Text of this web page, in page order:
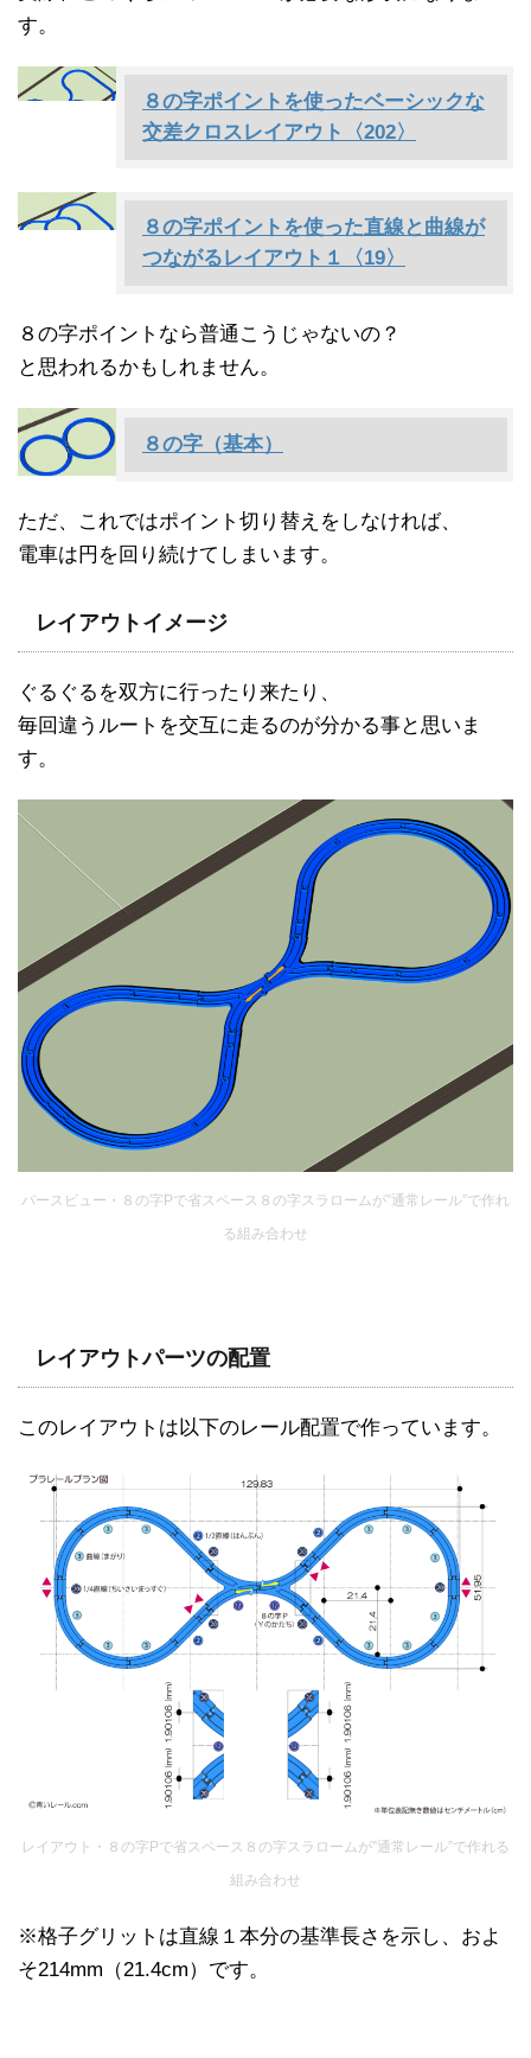
す。
８の字ポイントを使ったベーシックな
交差クロスレイアウト〈202〉
８の字ポイントを使った直線と曲線が
つながるレイアウト１〈19〉
８の字ポイントなら普通こうじゃないの？
と思われるかもしれません。
８の字（基本）
ただ、これではポイント切り替えをしなければ、
電車は円を回り続けてしまいます。
レイアウトイメージ
ぐるぐるを双方に行ったり来たり、
毎回違うルートを交互に走るのが分かる事と思いま
す。
パースビュー・８の字Pで省スペース８の字スラロームが”通常レール”で作れ
る組み合わせ
レイアウトパーツの配置
このレイアウトは以下のレール配置で作っています。
レイアウト・８の字Pで省スペース８の字スラロームが”通常レール”で作れる
組み合わせ
※格子グリットは直線１本分の基準長さを示し、およ
そ214mm（21.4cm）です。